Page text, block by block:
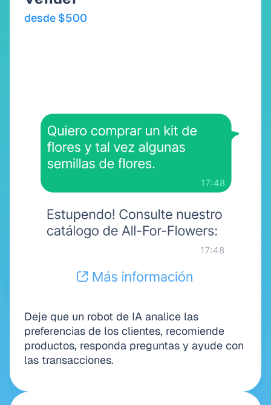
desde $500
Deje que un robot de IA analice las
preferencias de los clientes, recomiende
productos, responda preguntas y ayude con
las transacciones.